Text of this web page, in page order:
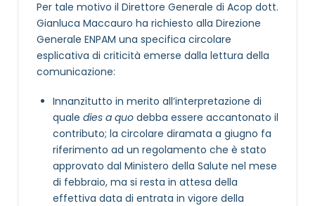
Per tale motivo il Direttore Generale di Acop dott.
Gianluca Maccauro ha richiesto alla Direzione
Generale ENPAM una specifica circolare
esplicativa di criticità emerse dalla lettura della
comunicazione:
Innanzitutto in merito all’interpretazione di
qualedies a quo debba essere accantonato il
contributo; la circolare diramata a giugno fa
riferimento ad un regolamento che è stato
approvato dal Ministero della Salute nel mese
di febbraio, ma si resta in attesa della
effettiva data di entrata in vigore della